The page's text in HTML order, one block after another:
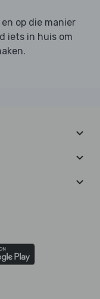
op die manier
iets in huis om